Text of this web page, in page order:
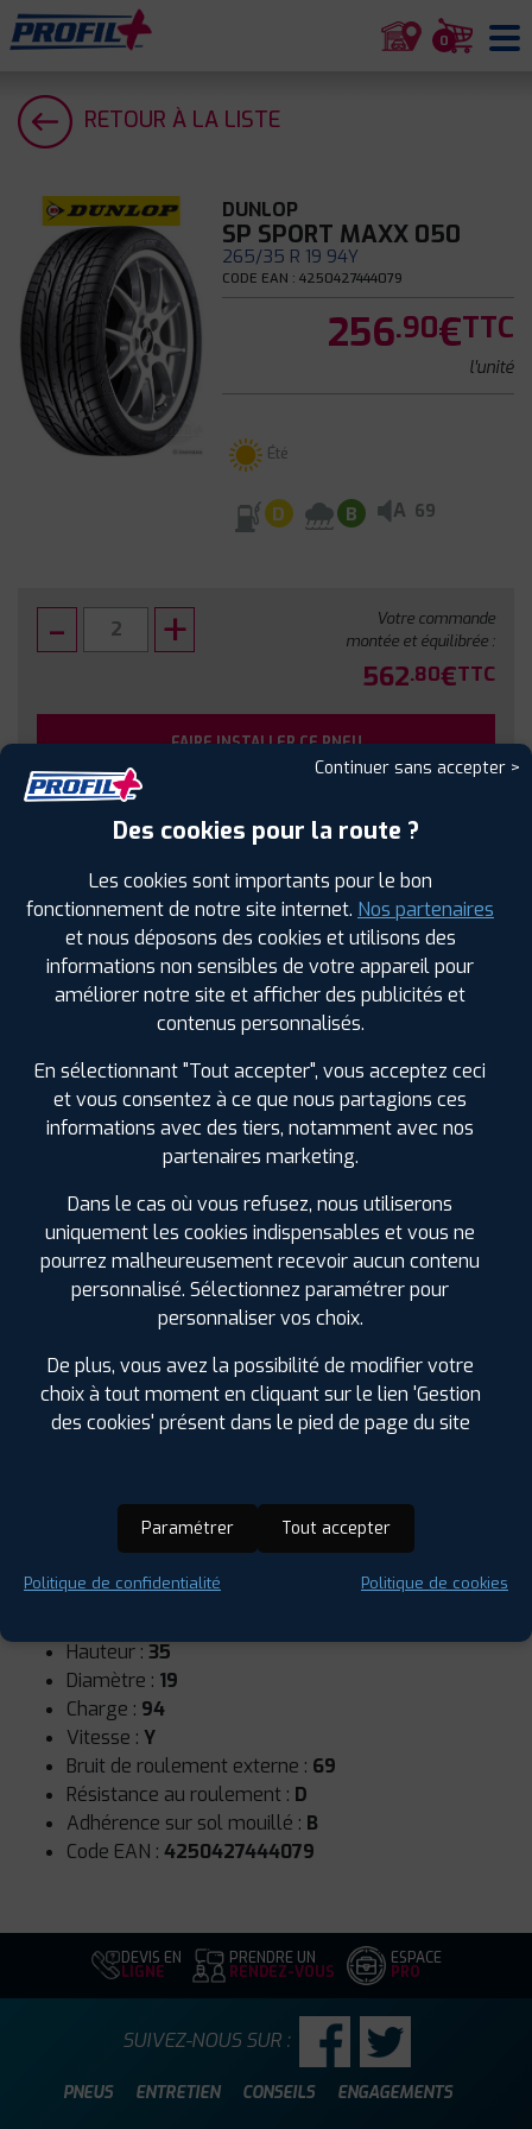
0
RETOUR À LA LISTE
DUNLOP
SP SPORT MAXX 050
265/35 R 19 94Y
CODE EAN : 4250427444079
256.90€TTC
l'unité
Été
D B A 69
Votre commande
montée et équilibrée :
562.80€TTC
FAIRE INSTALLER CE PNEU
Sous réserve de disponibilité en agence
SPÉCIFICATIONS AVIS CLIENTS ÉTIQUETAGE
Étiquetage
Runflat :Non
Hauteur : 35
Diamètre : 19
Charge : 94
Vitesse : Y
Bruit de roulement externe : 69
Résistance au roulement : D
Adhérence sur sol mouillé : B
Code EAN : 4250427444079
DEVIS EN
LIGNE
PRENDRE UN
RENDEZ-VOUS
ESPACE
PRO
PNEUS ENTRETIEN CONSEILS ENGAGEMENTS
SUIVEZ-NOUS SUR :
Continuer sans accepter >
Des cookies pour la route ?
Les cookies sont importants pour le bon
fonctionnement de notre site internet. Nos partenaires
et nous déposons des cookies et utilisons des
informations non sensibles de votre appareil pour
améliorer notre site et afficher des publicités et
contenus personnalisés.
En sélectionnant "Tout accepter", vous acceptez ceci
et vous consentez à ce que nous partagions ces
informations avec des tiers, notamment avec nos
partenaires marketing.
Dans le cas où vous refusez, nous utiliserons
uniquement les cookies indispensables et vous ne
pourrez malheureusement recevoir aucun contenu
personnalisé. Sélectionnez paramétrer pour
personnaliser vos choix.
De plus, vous avez la possibilité de modifier votre
choix à tout moment en cliquant sur le lien 'Gestion
des cookies' présent dans le pied de page du site
Paramétrer Tout accepter
Politique de confidentialité Politique de cookies